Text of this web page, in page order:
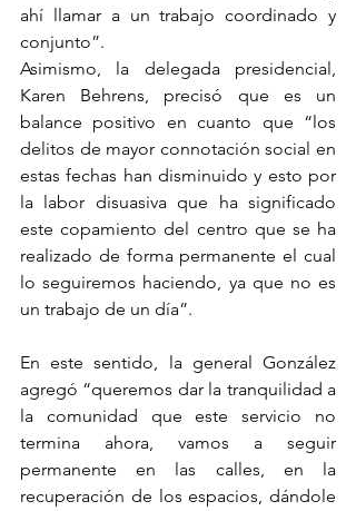
ahí llamar a un trabajo coordinado y
conjunto”.
Asimismo, la delegada presidencial,
Karen Behrens, precisó que es un
balance positivo en cuanto que “los
delitos de mayor connotación social en
estas fechas han disminuido y esto por
la labor disuasiva que ha significado
este copamiento del centro que se ha
realizado de forma permanente el cual
lo seguiremos haciendo, ya que no es
un trabajo de un día”.
En este sentido, la general González
agregó “queremos dar la tranquilidad a
la comunidad que este servicio no
termina ahora, vamos a seguir
permanente en las calles, en la
recuperación de los espacios, dándole